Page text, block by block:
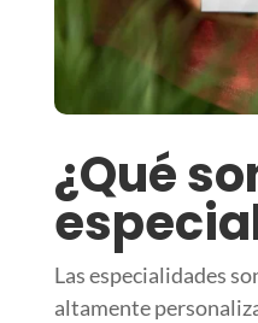
¿Qué
Las especialidades
altamente